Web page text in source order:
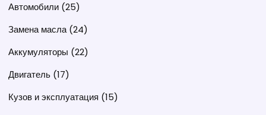
Автомобили (25)
Замена масла(24)
Аккумуляторы (22)
Двигатель (17)
Кузов и эксплуатация (15)